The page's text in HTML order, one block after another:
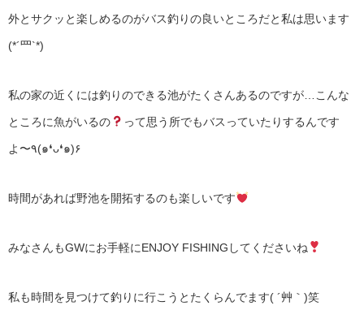
外とサクッと楽しめるのがバス釣りの良いところだと私は思います
(*´罒`*)
私の家の近くには釣りのできる池がたくさんあるのですが…こんな
ところに魚がいるの って思う所でもバスっていたりするんです
よ〜٩(๑❛ᴗ❛๑)۶
時間があれば野池を開拓するのも楽しいです
みなさんもGWにお手軽にENJOY FISHINGしてくださいね
私も時間を見つけて釣りに行こうとたくらんでます( ´艸｀)笑